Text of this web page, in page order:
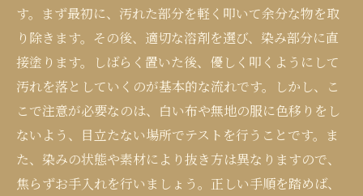
す。まず最初に、汚れた部分を軽く叩いて余分な物を取
り除きます。その後、適切な溶剤を選び、染み部分に直
接塗ります。しばらく置いた後、優しく叩くようにして
汚れを落としていくのが基本的な流れです。しかし、こ
こで注意が必要なのは、白い布や無地の服に色移りをし
ないよう、目立たない場所でテストを行うことです。ま
た、染みの状態や素材により抜き方は異なりますので、
焦らずお手入れを行いましょう。正しい手順を踏めば、